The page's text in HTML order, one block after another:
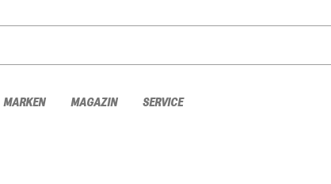
MARKEN MAGAZIN SERVICE